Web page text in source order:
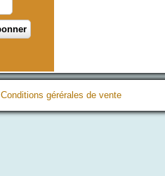
Conditions gérérales de vente